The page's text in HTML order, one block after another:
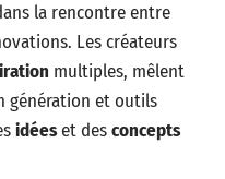
la rencontre entre
Les créateurs
multiples, mêlent
génération et outils
idéeset desconcepts